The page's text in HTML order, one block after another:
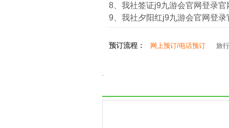
8、我社签证j9九游会官网登录
9、我社夕阳红j9九游会官网登
预订流程： 网上预订/电话预订 旅